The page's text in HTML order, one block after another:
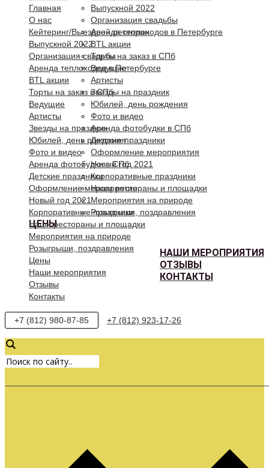
Выпускной 2022
Организация свадьбы
Аренда теплоходов в Петербурге
BTL акции
Торты на заказ в СПб
Ведущие
Артисты
Звезды на праздник
Юбилей, день рождения
Фото и видео
Аренда фотобудки в СПб
Детские праздники
Оформление мероприятия
Новый год 2021
Корпоративные праздники
Наши рестораны и площадки
Мероприятия на природе
Розыгрыши, поздравления
ЦЕНЫ
НАШИ МЕРОПРИЯТИЯ
ОТЗЫВЫ
КОНТАКТЫ
Главная
О нас
Кейтеринг/Выездной ресторан
Выпускной 2022
Организация свадьбы
Аренда теплоходов в Петербурге
BTL акции
Торты на заказ в СПб
Ведущие
Артисты
Звезды на праздник
Юбилей, день рождения
Фото и видео
Аренда фотобудки в СПб
Детские праздники
Оформление мероприятия
Новый год 2021
Корпоративные праздники
Наши рестораны и площадки
Мероприятия на природе
Розыгрыши, поздравления
Цены
Наши мероприятия
Отзывы
Контакты
+7 (812) 980-87-85 +7 (812) 923-17-26